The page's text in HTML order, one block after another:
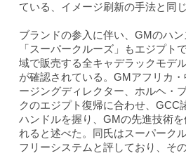
ている、イメージ刷新の手法と同じ
ブランドの参入に伴い、GMのハ
「スーパークルーズ」もエジプト
域で販売する全キャデラックモデ
が確認されている。GMアフリカ
ージングディレクター、ホルヘ・
クのエジプト復帰に合わせ、GCC
ハンドルを握り、GMの先進技術
れると述べた。同氏はスーパーク
フリーシステムと評しており、そ